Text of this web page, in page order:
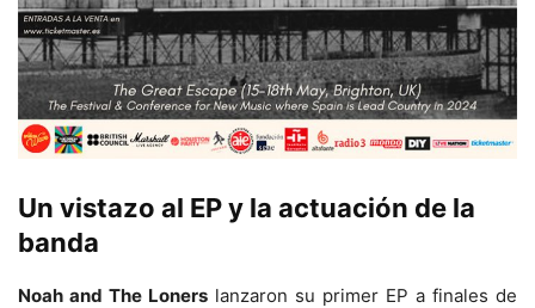
Un vistazo al EP y la actuación de la
banda
Noah and The Loners lanzaron su primer EP a finales de